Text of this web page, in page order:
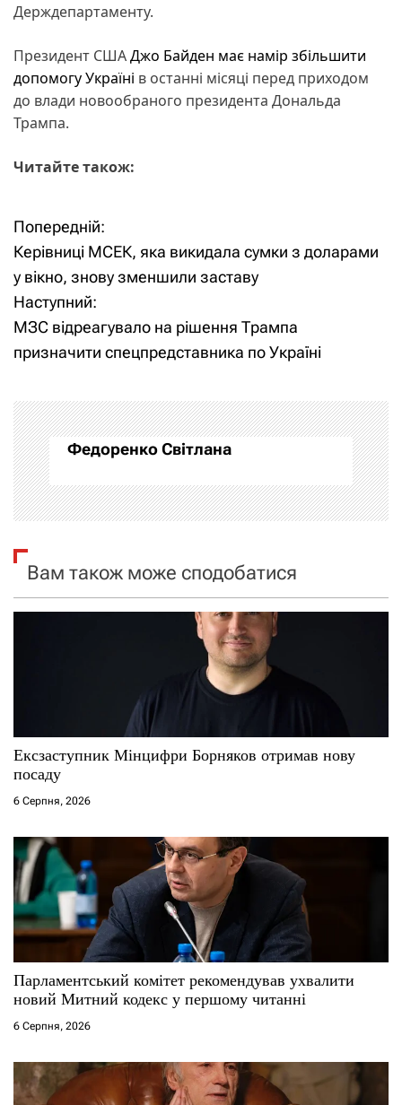
Держдепартаменту.
Президент СШАДжо Байден має намір збільшити
допомогу Україні в останні місяці перед приходом
до влади новообраного президента Дональда
Трампа.
Читайте також:
Н
а
в
і
а
ц
і
а
с
і
в
Попередній:
Керівниці МСЕК, яка викидала сумки з доларами
у вікно, знову зменшили заставу
Наступний:
МЗС відреагувало на рішення Трампа
призначити спецпредставника по Україні
Федоренко Світлана
Вам також може сподобатися
Ексзаступник Мінцифри Борняков отримав нову
посаду
6 Серпня, 2026
Парламентський комітет рекомендував ухвалити
новий Митний кодекс у першому читанні
6 Серпня, 2026